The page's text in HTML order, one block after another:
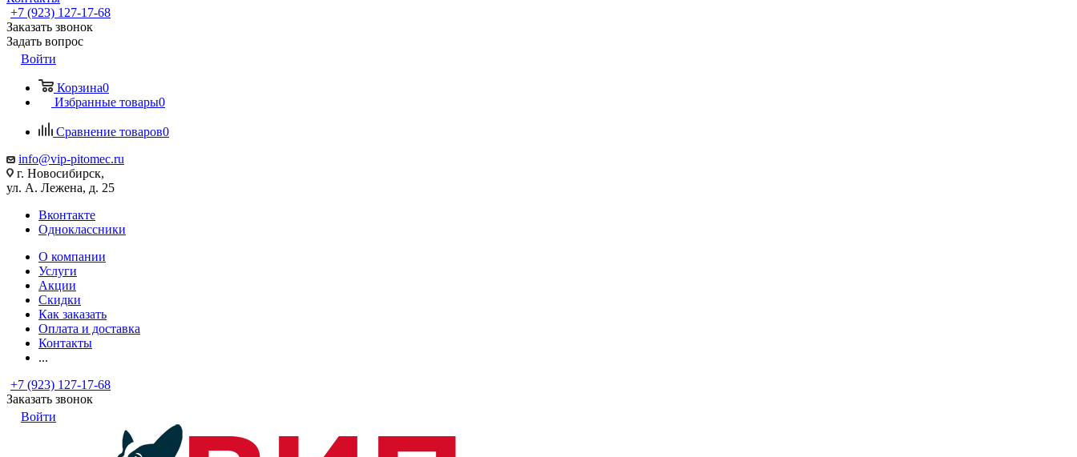
+7 (923) 127-17-68
Заказать звонок
Задать вопрос
Войти
Корзина0
Избранные товары0
Сравнение товаров0
info@vip-pitomec.ru
г. Новосибирск,
ул. А. Лежена, д. 25
Вконтакте
Одноклассники
О компании
Услуги
Акции
Скидки
Как заказать
Оплата и доставка
Контакты
...
+7 (923) 127-17-68
Заказать звонок
Войти